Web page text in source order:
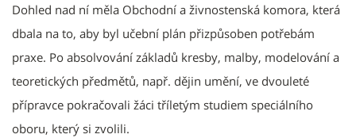
Dohled nad ní měla Obchodní a živnostenská komora, která
dbala na to, aby byl učební plán přizpůsoben potřebám
praxe. Po absolvování základů kresby, malby, modelování a
teoretických předmětů, např. dějin umění, ve dvouleté
přípravce pokračovali žáci tříletým studiem speciálního
oboru, který si zvolili.